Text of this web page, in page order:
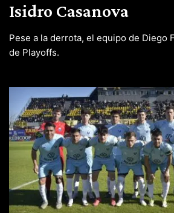
Isidro Casanova
Pese a la derrota, el equipo de Diego
de Playoffs.